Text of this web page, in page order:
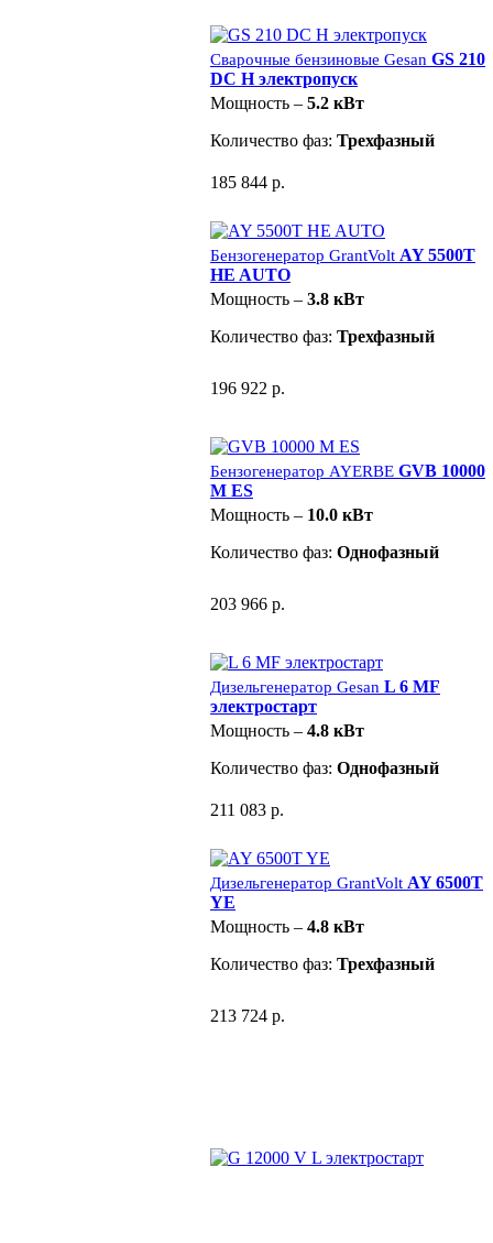
Сварочные бензиновые Gesan GS 210
DC Н электропуск
Мощность – 5.2 кВт
Количество фаз: Трехфазный
185 844 р.
Бензогенератор GrantVolt AY 5500T
HE AUTO
Мощность – 3.8 кВт
Количество фаз: Трехфазный
196 922 р.
Бензогенератор AYERBE GVB 10000
M ES
Мощность – 10.0 кВт
Количество фаз: Однофазный
203 966 р.
Дизельгенератор Gesan L 6 MF
электростарт
Мощность – 4.8 кВт
Количество фаз: Однофазный
211 083 р.
Дизельгенератор GrantVolt AY 6500T
YE
Мощность – 4.8 кВт
Количество фаз: Трехфазный
213 724 р.